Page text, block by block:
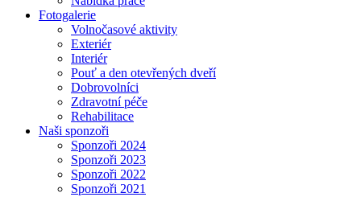
Fotogalerie
Volnočasové aktivity
Exteriér
Interiér
Pouť a den otevřených dveří
Dobrovolníci
Zdravotní péče
Rehabilitace
Naši sponzoři
Sponzoři 2024
Sponzoři 2023
Sponzoři 2022
Sponzoři 2021